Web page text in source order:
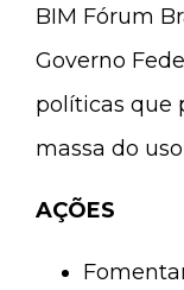
BIM Fórum
Governo
políticas que
massa do
AÇÕES